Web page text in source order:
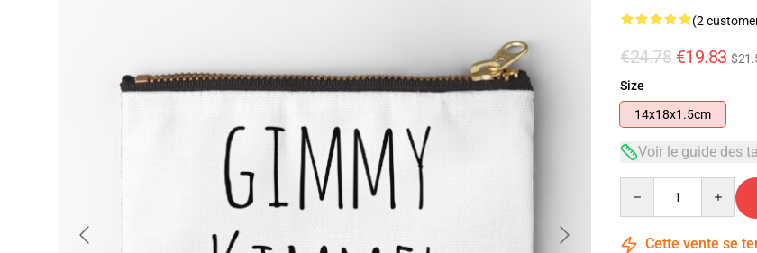
(2
€24.78 €19.83
Size
14x18x1.5cm
Voir le guide des
Cette vente se